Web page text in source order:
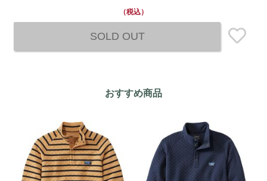
（税込）
SOLD OUT
おすすめ商品